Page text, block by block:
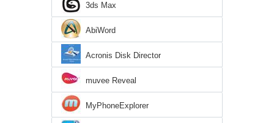
3ds Max
AbiWord
Acronis Disk Director
muvee Reveal
MyPhoneExplorer